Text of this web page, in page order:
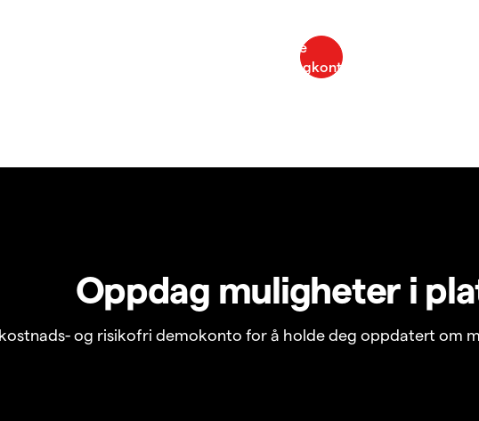
Oppdag muligheter i
og risikofri demokonto for å holde deg oppdatert om